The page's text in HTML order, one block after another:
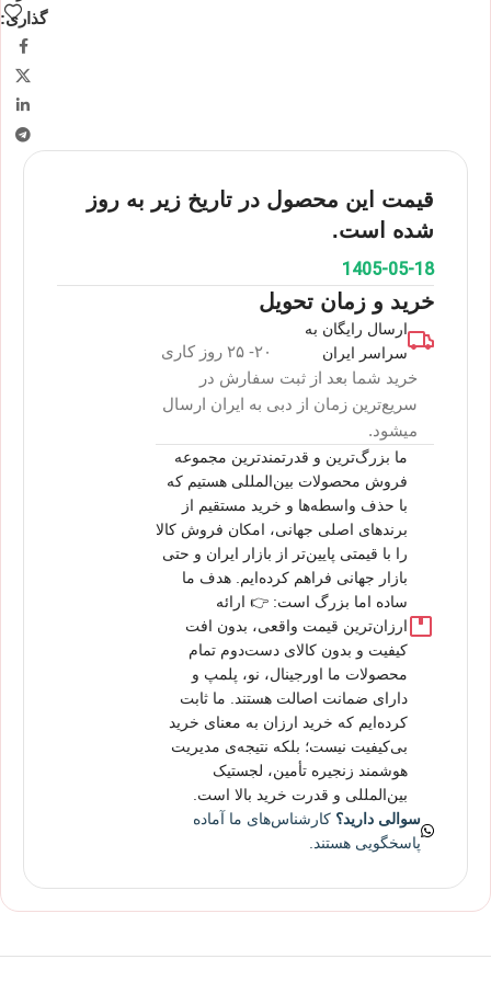
گذاری:
قیمت این محصول در تاریخ زیر به روز
شده است.
1405-05-18
خرید و زمان تحویل
ارسال رایگان به
سراسر ایران
۲۰- ۲۵ روز کاری
خرید شما بعد از ثبت سفارش در
سریع‌ترین زمان از دبی به ایران ارسال
میشود.
ما بزرگ‌ترین و قدرتمندترین مجموعه
فروش محصولات بین‌المللی هستیم که
با حذف واسطه‌ها و خرید مستقیم از
برندهای اصلی جهانی، امکان فروش کالا
را با قیمتی پایین‌تر از بازار ایران و حتی
بازار جهانی فراهم کرده‌ایم. هدف ما
ساده اما بزرگ است: 👉 ارائه
ارزان‌ترین قیمت واقعی، بدون افت
کیفیت و بدون کالای دست‌دوم تمام
محصولات ما اورجینال، نو، پلمپ و
دارای ضمانت اصالت هستند. ما ثابت
کرده‌ایم که خرید ارزان به معنای خرید
بی‌کیفیت نیست؛ بلکه نتیجه‌ی مدیریت
هوشمند زنجیره تأمین، لجستیک
بین‌المللی و قدرت خرید بالا است.
سوالی دارید؟ کارشناس‌های ما آماده
پاسخگویی هستند.